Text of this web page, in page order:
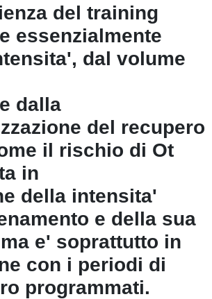
del training
essenzialmente
dal volume
dalla
del recupero
il rischio di Ot
in
della intensita'
e della sua
e' soprattutto in
con i periodi di
programmati.